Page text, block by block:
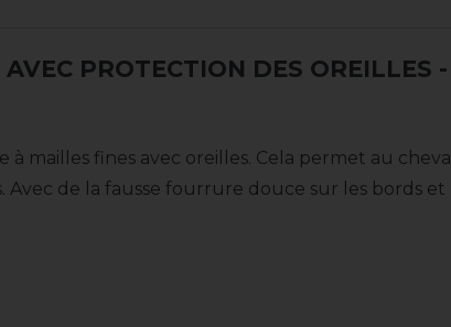
PROTECTION DES OREILLES -
mailles fines avec oreilles. Cela permet au cheval
de la fausse fourrure douce sur les bords et